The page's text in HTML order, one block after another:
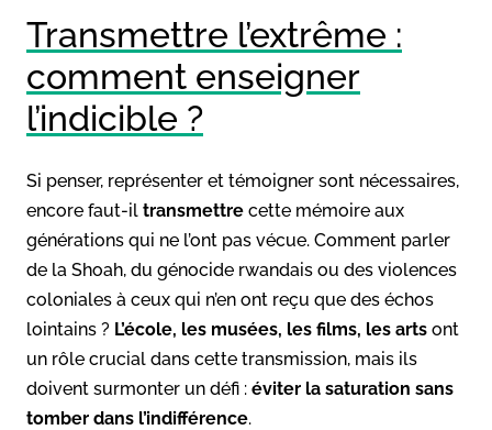
Transmettre l’extrême :
comment enseigner
l’indicible ?
Si penser, représenter et témoigner sont nécessaires,
encore faut-il transmettre cette mémoire aux
générations qui ne l’ont pas vécue. Comment parler
de la Shoah, du génocide rwandais ou des violences
coloniales à ceux qui n’en ont reçu que des échos
lointains ? L’école, les musées, les films, les arts ont
un rôle crucial dans cette transmission, mais ils
doivent surmonter un défi : éviter la saturation sans
tomber dans l’indifférence.